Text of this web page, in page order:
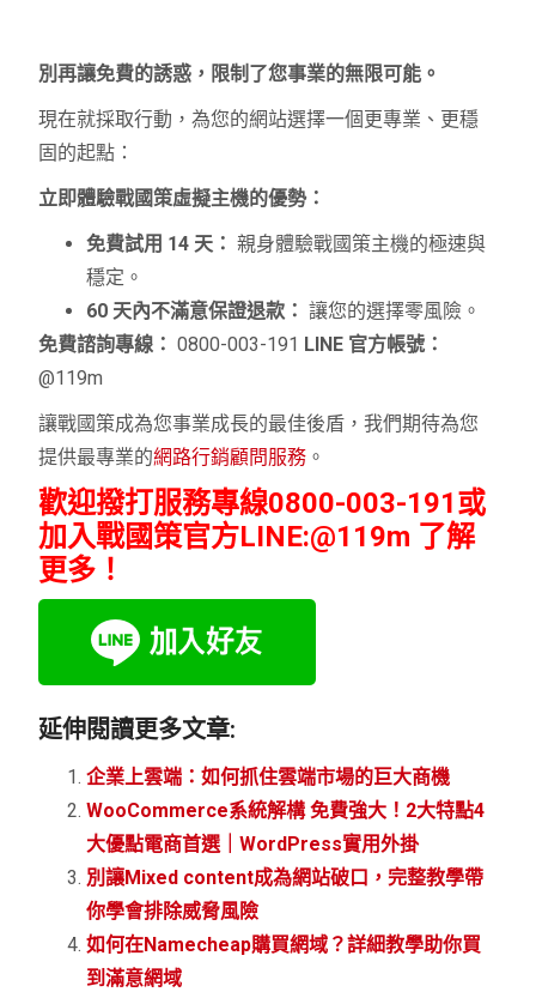
別再讓免費的誘惑，限制了您事業的無限可能。
現在就採取行動，為您的網站選擇一個更專業、更穩
固的起點：
立即體驗戰國策虛擬主機的優勢：
免費試用 14 天： 親身體驗戰國策主機的極速與
穩定。
60 天內不滿意保證退款： 讓您的選擇零風險。
免費諮詢專線： 0800-003-191 LINE 官方帳號：
@119m
讓戰國策成為您事業成長的最佳後盾，我們期待為您
提供最專業的網路行銷顧問服務 。
歡迎撥打服務專線0800-003-191或
加入戰國策官方LINE:@119m 了解
更多！
延伸閱讀更多文章:
企業上雲端：如何抓住雲端市場的巨大商機
WooCommerce系統解構 免費強大！2大特點4
大優點電商首選｜WordPress實用外掛
別讓Mixed content成為網站破口，完整教學帶
你學會排除威脅風險
如何在Namecheap購買網域？詳細教學助你買
到滿意網域